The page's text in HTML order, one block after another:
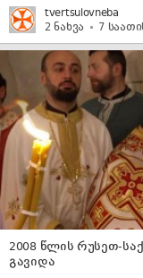
tvertsulovneba
2 ნახვა
7
2008 წლის რუსეთ-
გავიდა